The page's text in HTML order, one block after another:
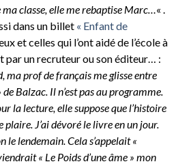
classe, elle me rebaptise Marc… « .
dans un billet « Enfant de
et celles qui l’ont aidé de l’école à
par un recruteur ou son éditeur… :
ma prof de français me glisse entre
Balzac. Il n’est pas au programme.
la lecture, elle suppose que l’histoire
J’ai dévoré le livre en un jour.
le lendemain. Cela s’appelait «
« Le Poids d’une âme » mon